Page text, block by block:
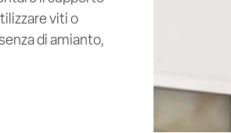
viti o
di amianto,